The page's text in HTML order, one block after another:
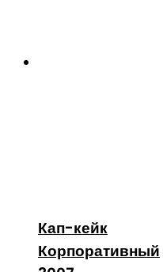
Кап-кейк
Корпоративный